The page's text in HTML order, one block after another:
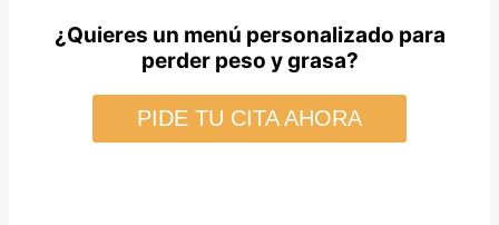
¿Quieres un menú personalizado para
perder peso y grasa?
PIDE TU CITA AHORA